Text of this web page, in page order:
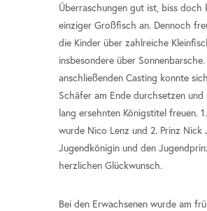
Überraschungen gut ist, biss doch
einziger Großfisch an. Dennoch
die Kinder über zahlreiche
insbesondere über
anschließenden Casting konnte
Schäfer am Ende durchsetzen und
lang ersehnten Königstitel freuen.
wurde Nico Lenz und 2. Prinz
Jugendkönigin und den
herzlichen Glückwunsch.
Bei den Erwachsenen wurde am